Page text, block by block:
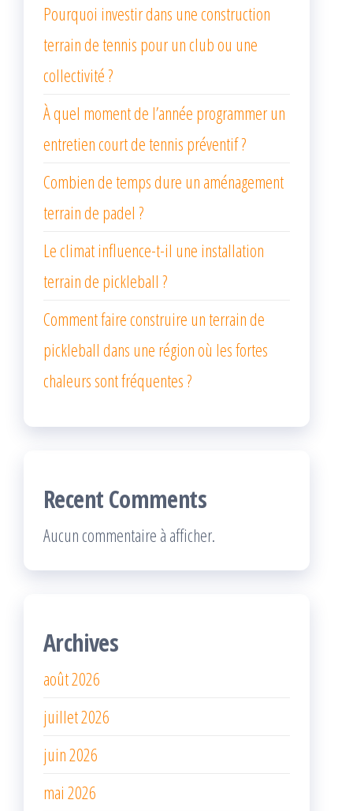
Pourquoi investir dans une construction
terrain de tennis pour un club ou une
collectivité ?
À quel moment de l’année programmer un
entretien court de tennis préventif ?
Combien de temps dure un aménagement
terrain de padel ?
Le climat influence-t-il une installation
terrain de pickleball ?
Comment faire construire un terrain de
pickleball dans une région où les fortes
chaleurs sont fréquentes ?
Recent Comments
Aucun commentaire à afficher.
Archives
août 2026
juillet 2026
juin 2026
mai 2026